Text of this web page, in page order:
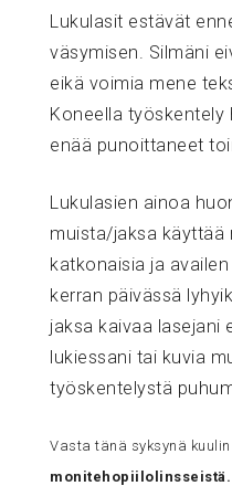
Lukulasit estävät
väsymisen. Silmäni
eikä voimia mene
Koneella työskentely
enää punoittaneet
Lukulasien ainoa
muista/jaksa käyttää
katkonaisia ja
kerran päivässä
jaksa kaivaa lasejani
lukiessani tai kuvia
työskentelystä
Vasta tänä syksynä
monitehopiilolinsseistä.